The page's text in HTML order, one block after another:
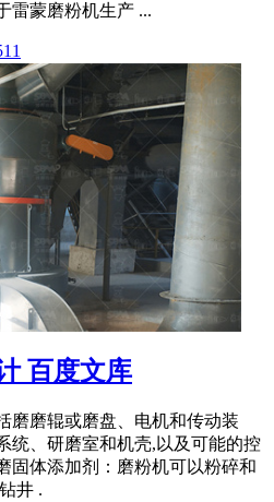
雷蒙磨粉机生产 ...
百度文库
磨磨辊或磨盘、电机和传动装
统、研磨室和机壳,以及可能的控
固体添加剂：磨粉机可以粉碎和
井 .